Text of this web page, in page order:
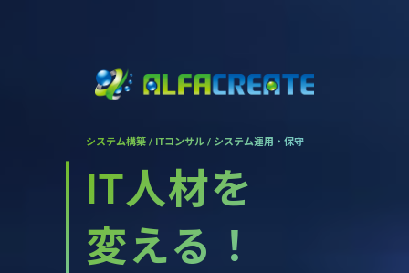
システム構築 / ITコンサル / システム運用・保守
IT人材を
変える！